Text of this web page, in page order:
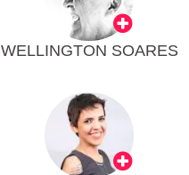
WELLINGTON SOARES